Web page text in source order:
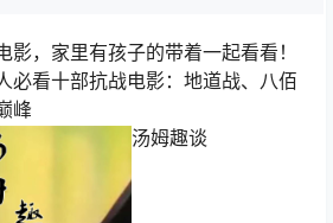
影，家里有孩子的带着一起看看！
必看十部抗战电影：地道战、八佰
峰
汤姆趣谈